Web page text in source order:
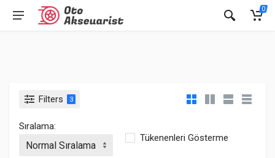
0
Filters 3
Sıralama:
Tükenenleri Gösterme